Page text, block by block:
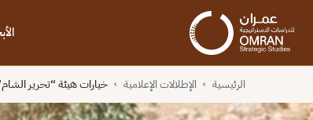
الرئيسية › الإطلالات الإعلامية › خيارات هيئة “تحرير